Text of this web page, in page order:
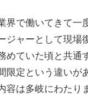
界で働いてきて一
ジャーとして現場
めていた頃と共通
限定という違いが
容は多岐にわたり